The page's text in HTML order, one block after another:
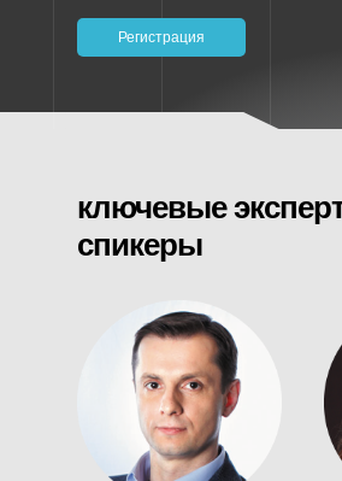
Регистрация
ключевые
спикеры